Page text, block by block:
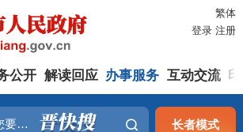
繁体
登录 注册
公开 解读回应 办事服务 互动交流
长者模式